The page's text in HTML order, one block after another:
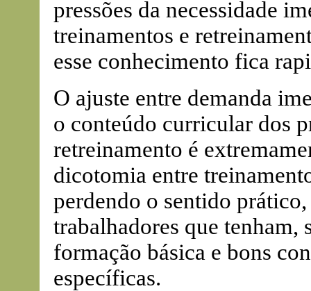
pressões da necessidade
treinamentos e
esse conhecimento fica
O ajuste entre demanda
o conteúdo curricular dos
retreinamento é
dicotomia entre
perdendo o sentido
trabalhadores que tenham,
formação básica e bons
específicas.